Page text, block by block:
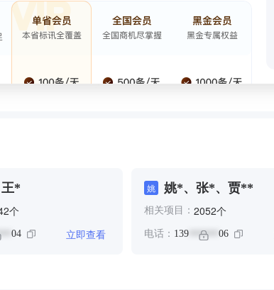
*
个
04 立即查看
姚 姚*、张*、贾**
相关项目： 2052个
电话： 139 ****** 06